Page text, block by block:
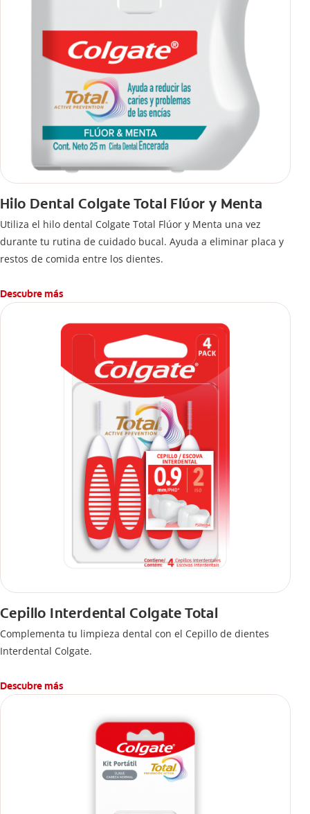
Hilo Dental Colgate Total Flúor y Menta
Utiliza el hilo dental Colgate Total Flúor y Menta una vez
durante tu rutina de cuidado bucal. Ayuda a eliminar placa y
restos de comida entre los dientes.
Descubre más
Cepillo Interdental Colgate Total
Complementa tu limpieza dental con el Cepillo de dientes
Interdental Colgate.
Descubre más